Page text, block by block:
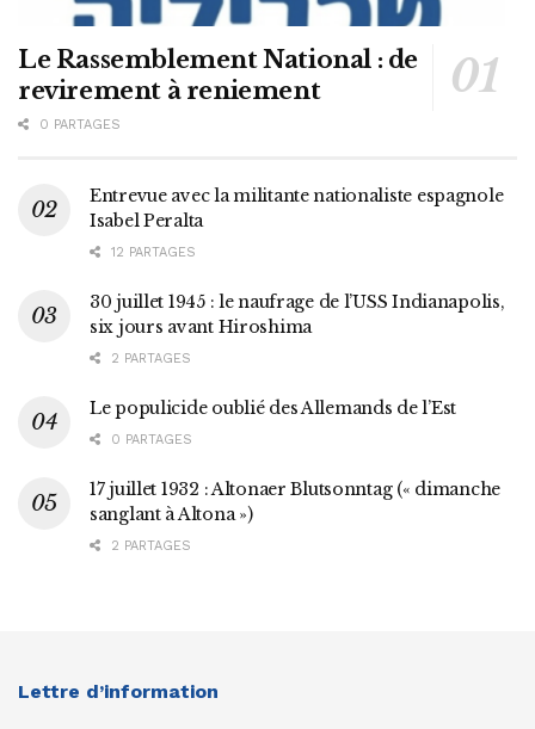
Le Rassemblement National : de
revirement à reniement
0 PARTAGES
Entrevue avec la militante nationaliste espagnole
Isabel Peralta
12 PARTAGES
30 juillet 1945 : le naufrage de l’USS Indianapolis,
six jours avant Hiroshima
2 PARTAGES
Le populicide oublié des Allemands de l’Est
0 PARTAGES
17 juillet 1932 : Altonaer Blutsonntag (« dimanche
sanglant à Altona »)
2 PARTAGES
Lettre d’information